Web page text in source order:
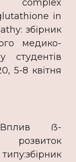
in
збірник
медико-
студентів
5-8 квітня
ẞ-